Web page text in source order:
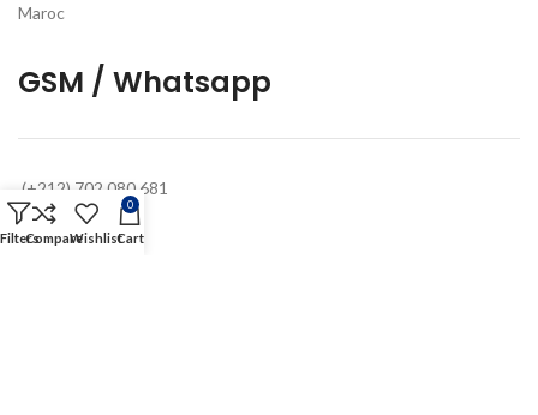
Maroc
GSM / Whatsapp
(+212) 702 080 681
Emails
FiltersCompareWishlist
0
Cart